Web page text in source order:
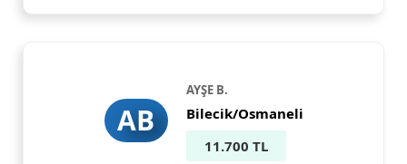
AB
AYŞE B.
Bilecik/Osmaneli
11.700 TL